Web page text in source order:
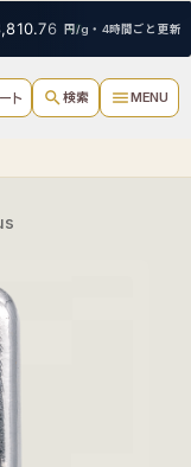
+0.00%
円/g・4時間ごと更新
ト search検索 menuMENU
SEARCH